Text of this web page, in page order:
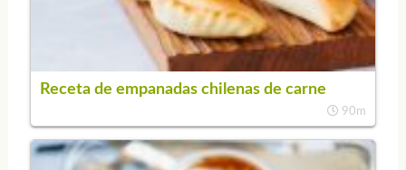
Receta de empanadas chilenas de carne
90m